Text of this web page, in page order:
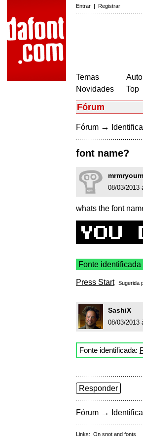
Entrar | Registrar
Temas
Novidades
Top
Fórum
Fórum →
font name?
08/03/2013
whats the font
Fonte identificada
Press Start Sugerida
SashiX
08/03/2013
Fonte identificada:
Responder
Fórum →
Links: On snot and fonts